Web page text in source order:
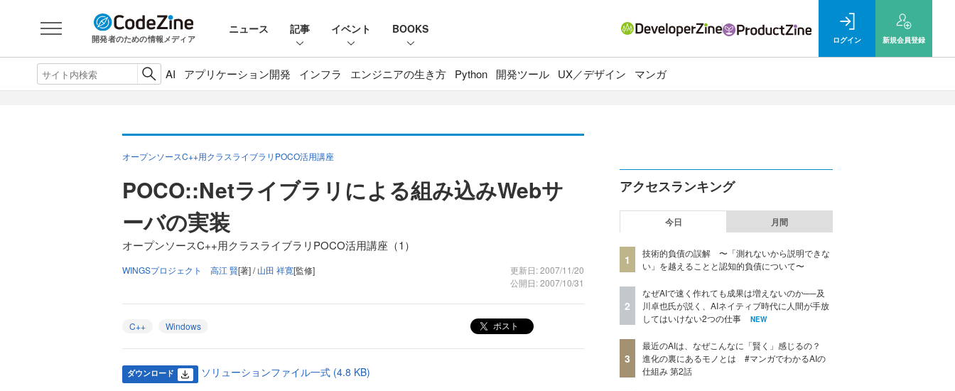
開発者のための情報メディア
ニュース 記事 イベント BOOKS
ログイン 新規会員登録
AI アプリケーション開発 インフラ エンジニアの生き方 Python 開発ツール UX／デザイン マンガ
オープンソースC++用クラスライブラリPOCO活用講座
POCO::Netライブラリによる組み込みWebサ
ーバの実装
オープンソースC++用クラスライブラリPOCO活用講座（1）
WINGSプロジェクト 高江 賢[著] /山田 祥寛[監修]
更新日: 2007/11/20
公開日: 2007/10/31
C++ Windows ポスト
ダウンロード ソリューションファイル一式 (4.8 KB)
アクセスランキング
今日 月間
1
技術的負債の誤解 〜「測れないから説明できな
い」を越えることと認知的負債について〜
2
なぜAIで速く作れても成果は増えないのか──及
川卓也氏が説く、AIネイティブ時代に人間が手放
してはいけない2つの仕事
NEW
3
最近のAIは、なぜこんなに「賢く」感じるの？
進化の裏にあるモノとは #マンガでわかるAIの
仕組み 第2話